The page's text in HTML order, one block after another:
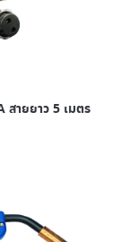
สายยาว 5 เมตร